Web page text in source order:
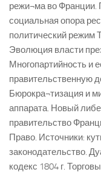
режи¬ма во Франции.
социальная опора
политический режим
Эволюция власти
Многопартийность и
правительственную
Бюрокра¬тизация и
аппарата. Новый
правительство
Право. Источники:
законодательство.
кодекс 1804 г.